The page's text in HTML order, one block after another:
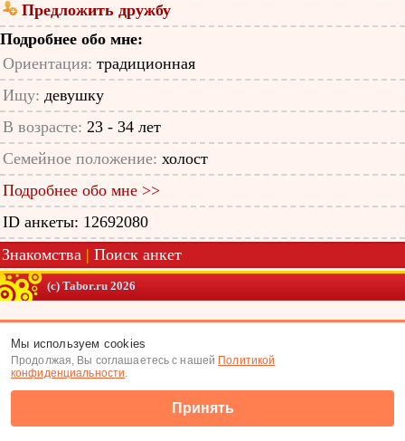
Предложить дружбу
Подробнее обо мне:
Ориентация: традиционная
Ищу: девушку
В возрасте: 23 - 34 лет
Семейное положение: холост
Подробнее обо мне >>
ID анкеты: 12692080
Знакомства | Поиск анкет
(c) Tabor.ru 2026
Мы используем cookies
Продолжая, Вы соглашаетесь с нашей Политикой
конфиденциальности.
Принять